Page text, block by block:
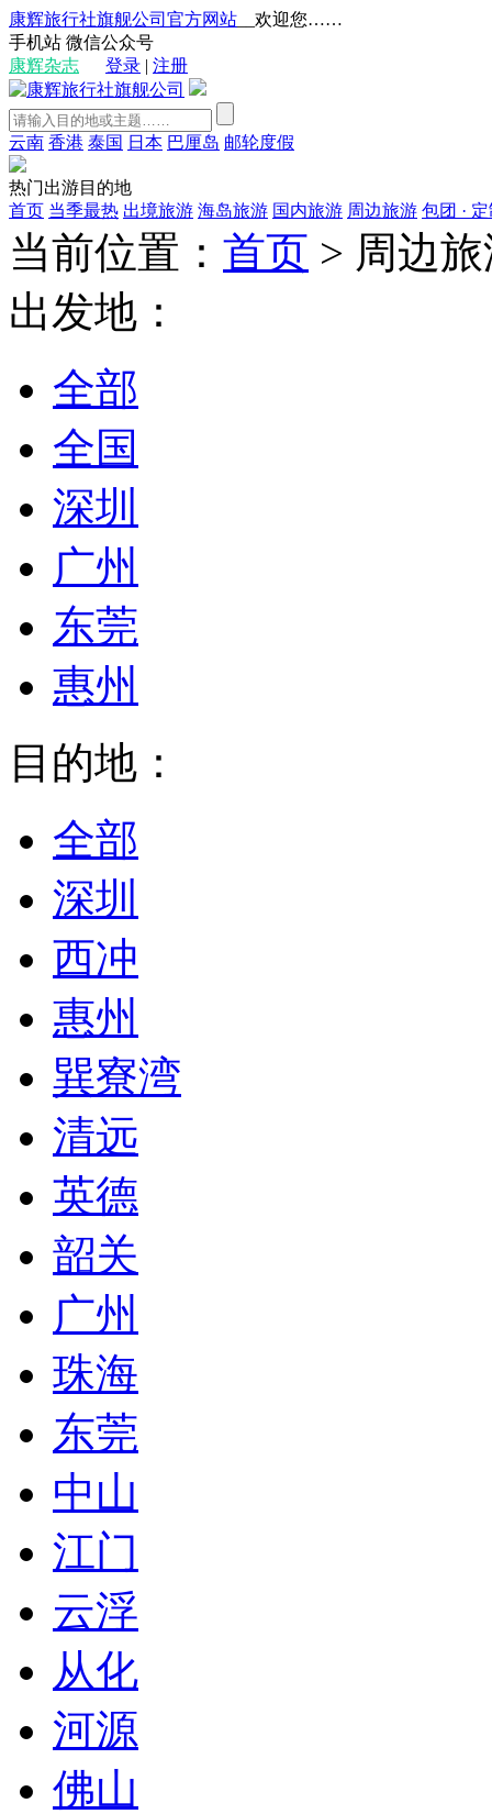
康辉旅行社旗舰公司官方网站 __欢迎您……
手机站 微信公众号
康辉杂志
登录 | 注册
云南 香港 泰国 日本 巴厘岛 邮轮度假
热门出游目的地
首页 当季最热 出境旅游 海岛旅游 国内旅游 周边旅游 包团 ·
当前位置： 首页 > 周边
出发地：
全部
全国
深圳
广州
东莞
惠州
目的地：
全部
深圳
西冲
惠州
巽寮湾
清远
英德
韶关
广州
珠海
东莞
中山
江门
云浮
从化
河源
佛山